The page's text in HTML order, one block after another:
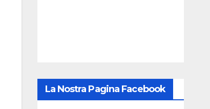
La Nostra Pagina Facebook